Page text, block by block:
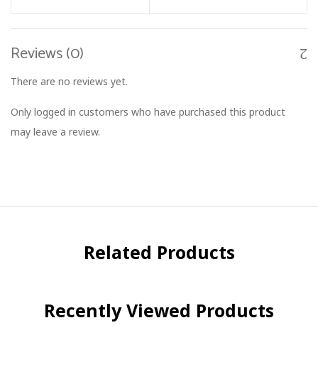
Reviews (0)
There are no reviews yet.
Only logged in customers who have purchased this product
may leave a review.
Related Products
Recently Viewed Products